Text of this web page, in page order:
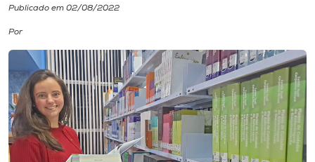
Biblioteca
Editora
Rádio
Museu
Publicado em 02/08/2022
Por